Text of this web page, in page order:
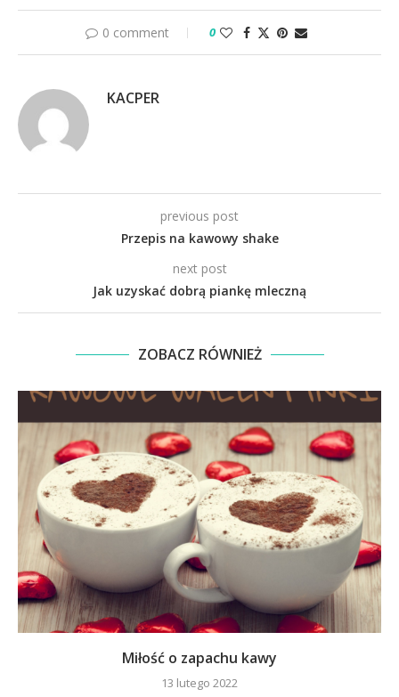
0 comment 0
KACPER
previous post
Przepis na kawowy shake
next post
Jak uzyskać dobrą piankę mleczną
ZOBACZ RÓWNIEŻ
Miłość o zapachu kawy
13 lutego 2022